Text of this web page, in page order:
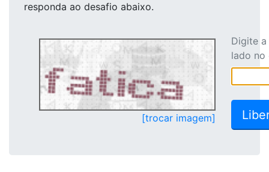
responda ao desafio abaixo.
[trocar imagem]
Digite
lado no